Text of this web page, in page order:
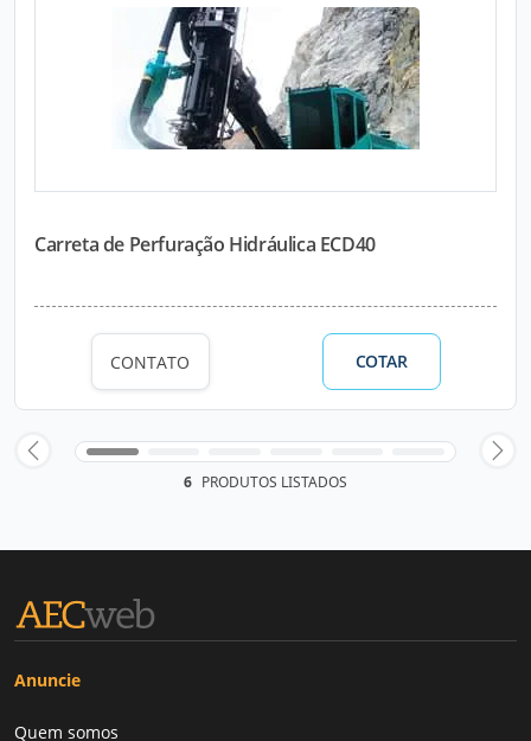
Carreta de Perfuração Hidráulica ECD40
CONTATO COTAR
6 PRODUTOS LISTADOS
Anuncie
Quem somos